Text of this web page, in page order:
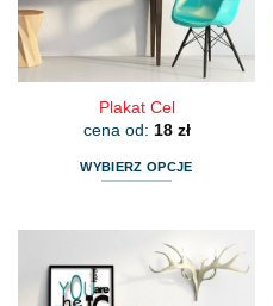
na
stronie
produktu
Plakat Cel
cena od: 18 zł
WYBIERZ OPCJE
wiele
wariantów.